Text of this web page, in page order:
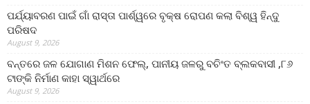
ପର୍ଯ୍ୟାବରଣ ପାଇଁ ଗାଁ ରାସ୍ତା ପାର୍ଶ୍ୱରେ ବୃକ୍ଷ ରୋପଣ କଲା ବିଶ୍ୱ ହିନ୍ଦୁ
ପରିଷଦ
August 9, 2026
ବନ୍ତରେ ଜଳ ଯୋଗାଣ ମିଶନ ଫେଲ୍‌, ପାନୀୟ ଜଳରୁ ବଚିଂତ ବ୍ଲକବାସୀ ,୮୬
ଟାଙ୍କି ନିର୍ମାଣ କାହା ସ୍ୱାର୍ଥରେ
August 9, 2026